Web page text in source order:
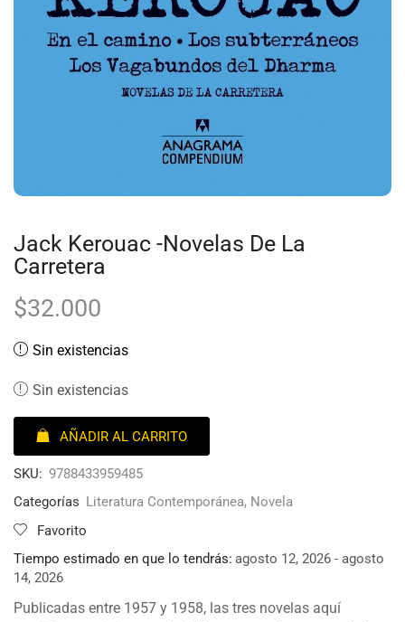
Jack Kerouac -Novelas De La
Carretera
$32.000
Sin existencias
Sin existencias
AÑADIR AL CARRITO
SKU: 9788433959485
Categorías Literatura Contemporánea, Novela
Favorito
Tiempo estimado en que lo tendrás: agosto 12, 2026 - agosto
14, 2026
Publicadas entre 1957 y 1958, las tres novelas aquí